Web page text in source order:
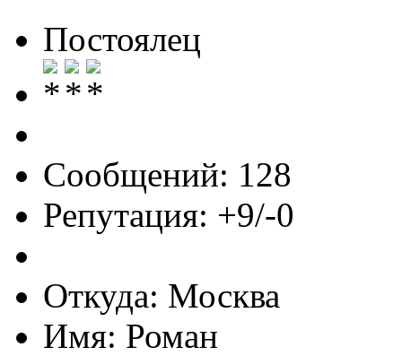
Постоялец
Сообщений: 128
Репутация: +9/-0
Откуда: Москва
Имя: Роман